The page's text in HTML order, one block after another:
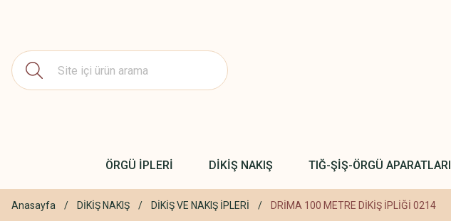
ÖRGÜ İPLERİ DİKİŞ NAKIŞ TIĞ-ŞİŞ-ÖRGÜ APARATLARI
Anasayfa DİKİŞ NAKIŞ DİKİŞ VE NAKIŞ İPLERİ DRİMA 100 METRE DİKİŞ İPLİĞİ 0214